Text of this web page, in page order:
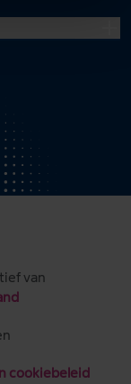
van
cookiebeleid